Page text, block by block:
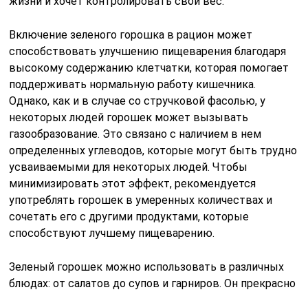
Включение зеленого горошка в рацион может
способствовать улучшению пищеварения благодаря
высокому содержанию клетчатки, которая помогает
поддерживать нормальную работу кишечника.
Однако, как и в случае со стручковой фасолью, у
некоторых людей горошек может вызывать
газообразование. Это связано с наличием в нем
определенных углеводов, которые могут быть трудно
усваиваемыми для некоторых людей. Чтобы
минимизировать этот эффект, рекомендуется
употреблять горошек в умеренных количествах и
сочетать его с другими продуктами, которые
способствуют лучшему пищеварению.
Зеленый горошек можно использовать в различных
блюдах: от салатов до супов и гарниров. Он прекрасно